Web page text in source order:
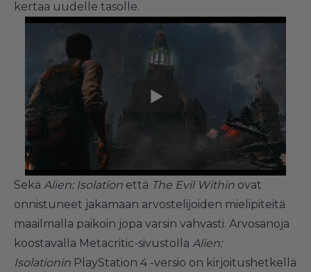
kertaa uudelle tasolle.
Sekä Alien: Isolation että The Evil Within ovat
onnistuneet jakamaan arvostelijoiden mielipiteitä
maailmalla paikoin jopa varsin vahvasti. Arvosanoja
koostavalla Metacritic-sivustolla Alien:
Isolationin PlayStation 4 -versio on kirjoitushetkellä